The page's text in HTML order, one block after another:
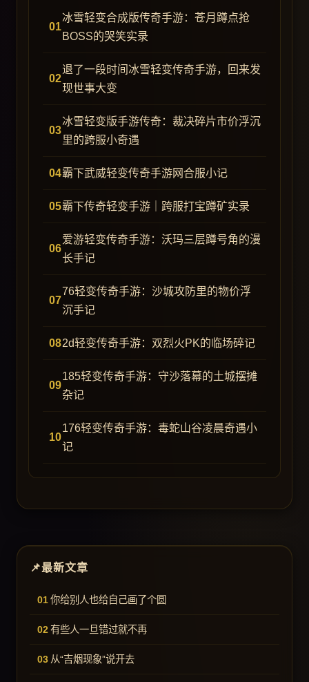
冰雪轻变合成版传奇手游：苍月蹲点抢
BOSS的哭笑实录
退了一段时间冰雪轻变传奇手游，回来发
现世事大变
冰雪轻变版手游传奇：裁决碎片市价浮沉
里的跨服小奇遇
霸下武威轻变传奇手游网合服小记
霸下传奇轻变手游｜跨服打宝蹲矿实录
爱游轻变传奇手游：沃玛三层蹲号角的漫
长手记
76轻变传奇手游：沙城攻防里的物价浮
沉手记
2d轻变传奇手游：双烈火PK的临场碎记
185轻变传奇手游：守沙落幕的土城摆摊
杂记
176轻变传奇手游：毒蛇山谷凌晨奇遇小
记
最新文章
你给别人也给自己画了个圆
有些人一旦错过就不再
从“吉烟现象”说开去